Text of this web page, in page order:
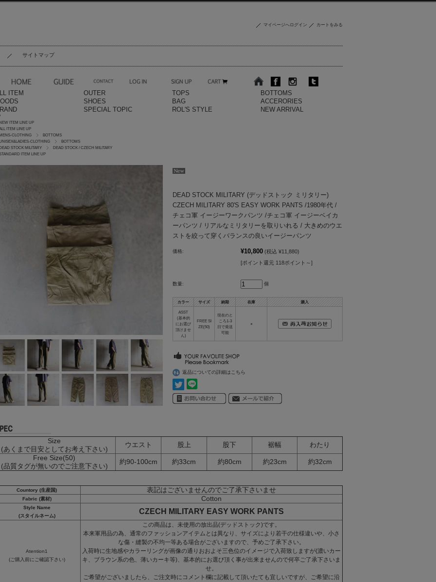
マイページへログイン カートをみる
サイトマップ
ITEM OUTER TOPS
BOTTOMS
SHOES BAG
ACCERORIES
SPECIAL TOPIC ROL'S STYLE NEW ARRIVAL
ITEM LINE UP
ITEM LINE UP
CLOTHING
BOTTOMS
CLOTHING
BOTTOMS
STOCK MILITARY
DEAD STOCK / CZECH MILITARY
ITEM LINE UP
DEAD STOCK MILITARY (デッドストック ミリタリー)
CZECH MILITARY 80'S EASY WORK PANTS /1980年代 /
チェコ軍 イージーワークパンツ /チェコ軍 イージーベイカ
ーパンツ / リアルなミリタリーを取りいれる / 大きめのウエ
ストを絞って穿くバランスの良いイージーパンツ
価格: ¥10,800 (税込 ¥11,880)
[ポイント還元 118ポイント～]
数量: 個
カラー サイズ 納期 在庫 購入
ASST
(基本的
にお選び
頂けませ
ん)
FREE SI
ZE(50)
現在のと
ころ1-3
日で発送
可能
×
返品についての詳細はこちら
Size
(あくまで目安としてお考え下さい)
ウエスト 股上 股下 裾幅
わたり
Free Size(50)
(品質タグが無いのでご注意下さい)
約90-100cm 約33cm 約80cm 約23cm 約32cm
Countory (生産国) 表記はございませんのでご了承下さいませ
Fabric (素材) Cotton
Style Name
(スタイルネーム)
CZECH MILITARY EASY WORK PANTS
Atention1
(ご購入前にご確認下さい)
この商品は、未使用の放出品(デッドストック)です。
本来軍用品の為、通常のファッションアイテムとは異なり、サイズにより若干の仕様違いや、小さ
な傷・縫製の不均一等ある場合がございますので、予めご了承下さい。
入荷時に生地感やカラーリングが画像の通りおおよそ三色位のイメージで入荷致しますが(濃いカー
キ、ブラウン系の色、薄いカーキ等)、基本的にお選び頂く事が出来ませんので何卒ご了承下さいま
せ。
ご希望がございましたら、ご注文時にコメント欄に記載して頂いたても宜しいですが、ご希望に沿